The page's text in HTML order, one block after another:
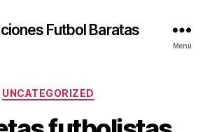
Futbol Baratas
Menú
Categorías
UNCATEGORIZED